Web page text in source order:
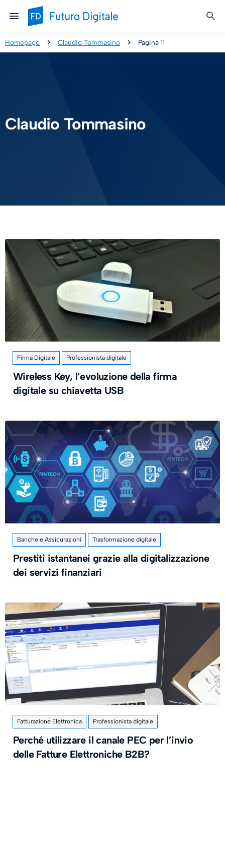
Homepage Claudio Tommasino Pagina 11
Claudio Tommasino
Firma Digitale Professionista digitale
Wireless Key, l’evoluzione della firma
digitale su chiavetta USB
Banche e Assicurazioni Trasformazione digitale
Prestiti istantanei grazie alla digitalizzazione
dei servizi finanziari
Fatturazione Elettronica Professionista digitale
Perché utilizzare il canale PEC per l’invio
delle Fatture Elettroniche B2B?